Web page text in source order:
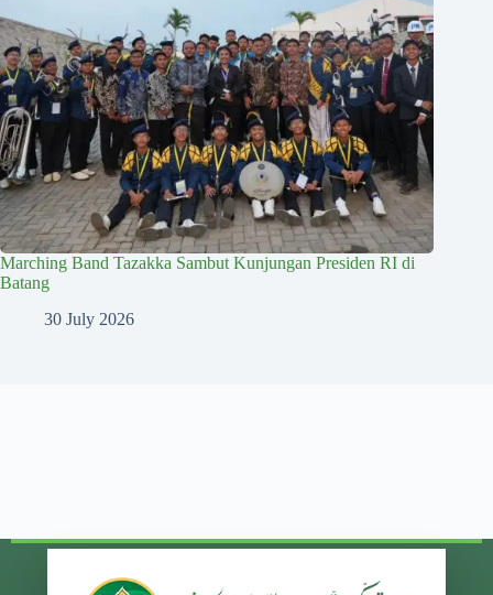
Marching Band Tazakka Sambut Kunjungan Presiden RI di
Batang
30 July 2026